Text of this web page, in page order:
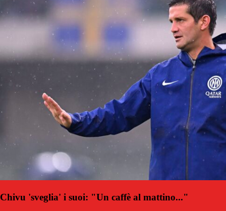
Chivu 'sveglia' i suoi: "Un caffè al mattino..."